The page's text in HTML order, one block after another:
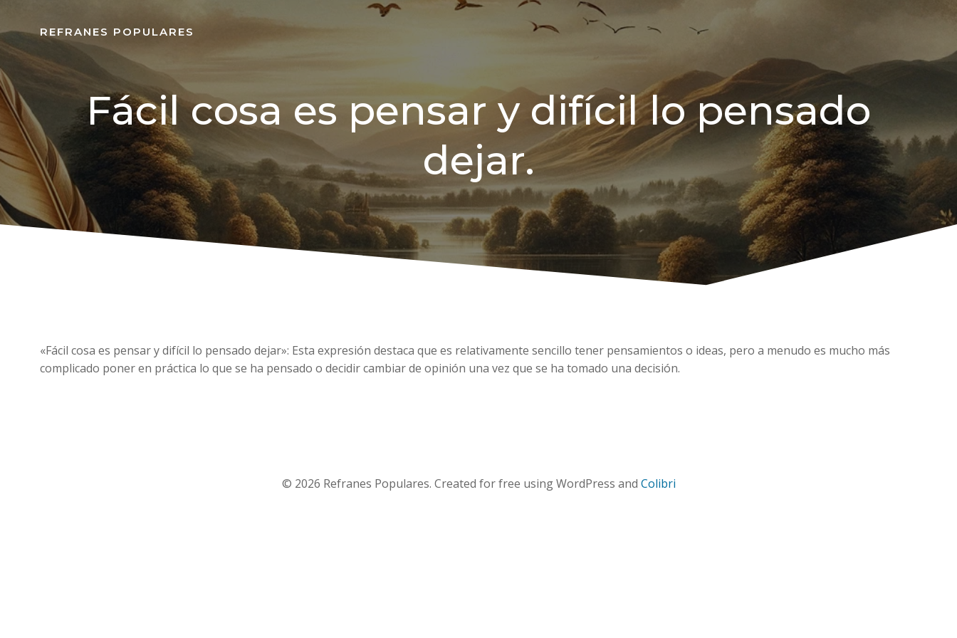
REFRANES POPULARES
Fácil cosa es pensar y difícil lo pensado
dejar.
«Fácil cosa es pensar y difícil lo pensado dejar»: Esta expresión destaca que es relativamente sencillo tener pensamientos o ideas, pero a menudo es mucho más
complicado poner en práctica lo que se ha pensado o decidir cambiar de opinión una vez que se ha tomado una decisión.
© 2026 Refranes Populares. Created for free using WordPress and Colibri